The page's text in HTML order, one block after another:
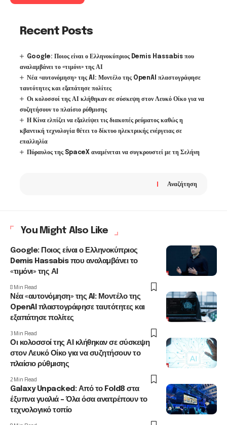
Recent Posts
Google: Ποιος είναι ο Ελληνοκύπριος Demis Hassabis που
αναλαμβάνει το «τιμόνι» της ΑΙ
Νέα «αυτονόμηση» της AI: Μοντέλο της OpenAI πλαστογράφησε
ταυτότητες και εξαπάτησε πολίτες
Οι κολοσσοί της ΑΙ κλήθηκαν σε σύσκεψη στον Λευκό Οίκο για να
συζητήσουν το πλαίσιο ρύθμισης
Η Κίνα ελπίζει να εξαλείψει τις διακοπές ρεύματος καθώς η
κβαντική τεχνολογία θέτει το δίκτυο ηλεκτρικής ενέργειας σε
επαλληλία
Πύραυλος της SpaceX αναμένεται να συγκρουστεί με τη Σελήνη
Αναζήτηση
You Might Also Like
Google: Ποιος είναι ο Ελληνοκύπριος
Demis Hassabis που αναλαμβάνει το
«τιμόνι» της ΑΙ
8 Min Read
Νέα «αυτονόμηση» της AI: Μοντέλο της
OpenAI πλαστογράφησε ταυτότητες και
εξαπάτησε πολίτες
3 Min Read
Οι κολοσσοί της ΑΙ κλήθηκαν σε σύσκεψη
στον Λευκό Οίκο για να συζητήσουν το
πλαίσιο ρύθμισης
2 Min Read
Galaxy Unpacked: Από το Fold8 στα
έξυπνα γυαλιά – Όλα όσα ανατρέπουν το
τεχνολογικό τοπίο